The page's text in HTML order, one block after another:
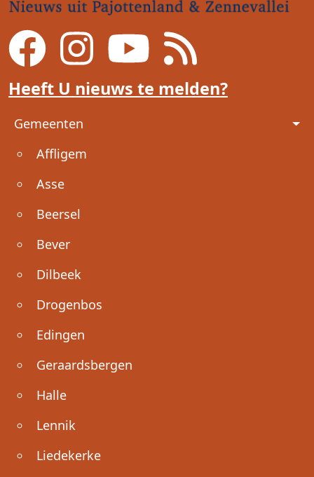
Heeft U nieuws te melden?
Voet
Gemeenten
Affligem
Asse
Beersel
Bever
Dilbeek
Drogenbos
Edingen
Geraardsbergen
Halle
Lennik
Liedekerke